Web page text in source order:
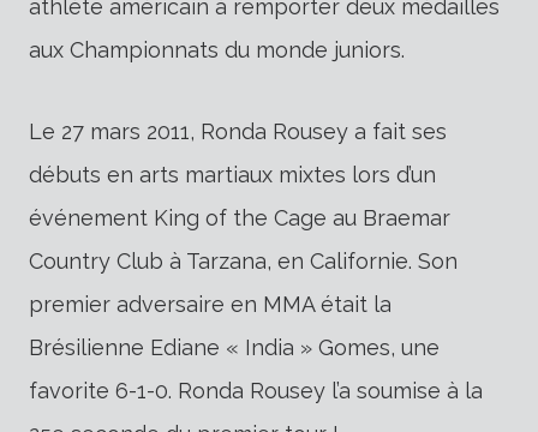
athlète américain à remporter deux médailles
aux Championnats du monde juniors.
Le 27 mars 2011, Ronda Rousey a fait ses
débuts en arts martiaux mixtes lors d’un
événement King of the Cage au Braemar
Country Club à Tarzana, en Californie. Son
premier adversaire en MMA était la
Brésilienne Ediane « India » Gomes, une
favorite 6-1-0. Ronda Rousey l’a soumise à la